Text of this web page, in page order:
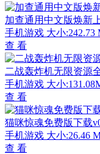
加查通用中文版焕新
手机游戏 大小:242.73
查 看
二战轰炸机无限资源
手机游戏 大小
查 看
猫咪惊魂免费版下载
手机游戏 大小:26.46
查 看